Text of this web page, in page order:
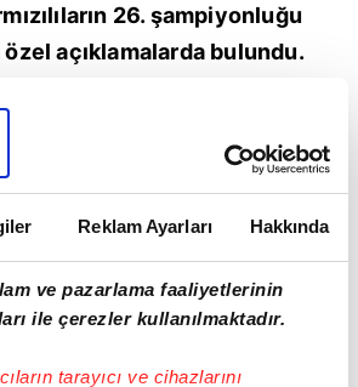
Reklam Ayarları Hakkında
ve pazarlama faaliyetlerinin
ile çerezler kullanılmaktadır.
tarayıcı ve cihazlarını
26. şampiyonluğu
özel açıklamalarda bulundu.
forvete teklif olup olmadığına
o sözler... | Son dakika
(GS Spor haberi)